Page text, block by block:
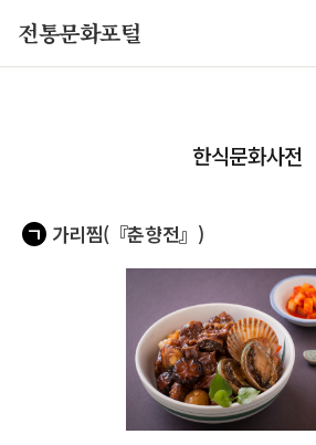
전통문화포털
한식문화사전
ㄱ 가리찜(『춘향전』)